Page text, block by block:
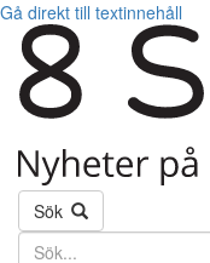
Gå direkt till textinnehåll
Sök
Söktext